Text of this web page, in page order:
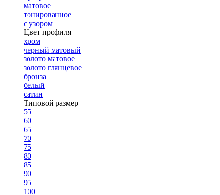
матовое
тонированное
с узором
Цвет профиля
хром
черный матовый
золото матовое
золото глянцевое
бронза
белый
сатин
Типовой размер
55
60
65
70
75
80
85
90
95
100